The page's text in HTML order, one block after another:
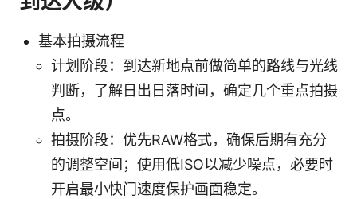
基本拍摄流程
计划阶段：到达新地点前做简单的路线与光线
判断，了解日出日落时间，确定几个重点拍摄
点。
拍摄阶段：优先RAW格式，确保后期有充分
的调整空间；使用低ISO以减少噪点，必要时
开启最小快门速度保护画面稳定。